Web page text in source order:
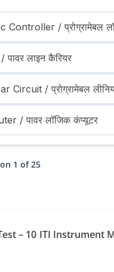
/ प्रोग्रामेबल
लाइन कैरियर
/ प्रोग्रामेबल
/ पावर लॉजिक कंप्यूटर
1 of 25
– 10 ITI Instrument